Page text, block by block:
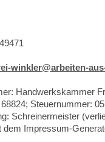
winkler@arbeiten-
Handwerkskammer
Steuernummer:
Schreinermeister
dem Impressum-